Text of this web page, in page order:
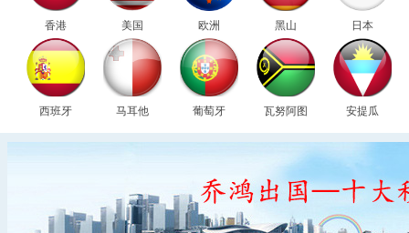
香港 美国 欧洲 黑山 日本
西班牙 马耳他 葡萄牙 瓦努阿图 安提瓜